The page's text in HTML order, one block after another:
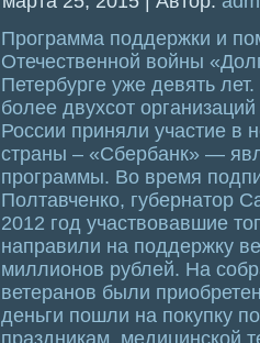
Программа поддержки и
Отечественной войны
Петербурге уже девять
более двухсот
России приняли участие в
страны – «Сбербанк» —
программы. Во время
Полтавченко, губернатор
2012 год участвовавшие
направили на поддержку
миллионов рублей. На
ветеранов были
деньги пошли на покупку